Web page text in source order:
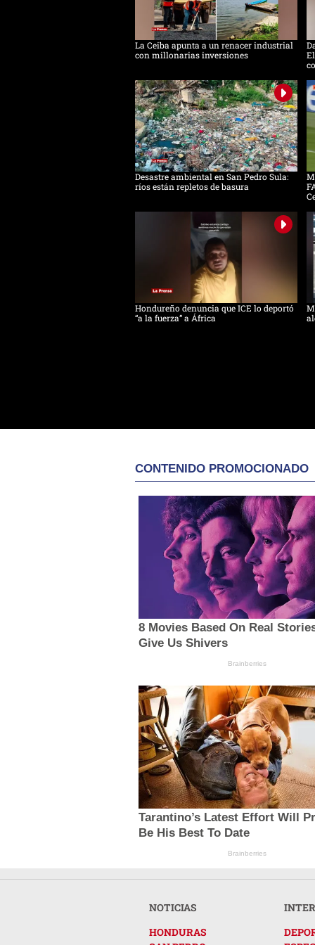
La Ceiba apunta a un renacer industrial
con millonarias inversiones
Desastre ambiental en San Pedro Sula:
ríos están repletos de basura
Hondureño denuncia que ICE lo deportó
“a la fuerza” a África
CONTENIDO PROMOCIONADO
8 Movies Based On Real
Give Us Shivers
Brainberries
Tarantino’s Latest Effort Will
Be His Best To Date
Brainberries
NOTICIAS
HONDURAS